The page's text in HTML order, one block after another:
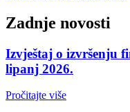
Zadnje novosti
Izvještaj o izvršenju
lipanj 2026.
Pročitajte više